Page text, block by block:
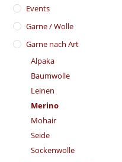
Events
Garne / Wolle
Garne nach Art
Alpaka
Baumwolle
Leinen
Merino
Mohair
Seide
Sockenwolle